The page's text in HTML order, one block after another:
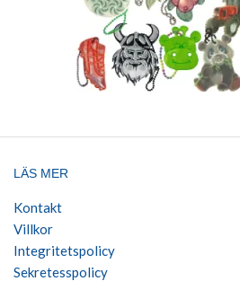
LÄS MER
Kontakt
Villkor
Integritetspolicy
Sekretesspolicy